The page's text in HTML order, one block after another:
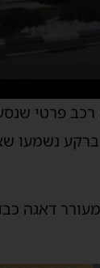
רכב פרטי
ברקע נשמעו
דאגה